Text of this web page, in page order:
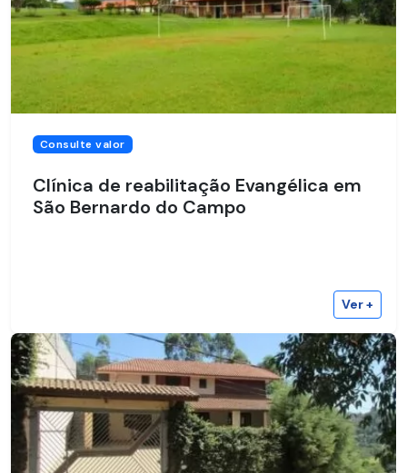
Consulte valor
Clínica de reabilitação Evangélica em
São Bernardo do Campo
Ver +